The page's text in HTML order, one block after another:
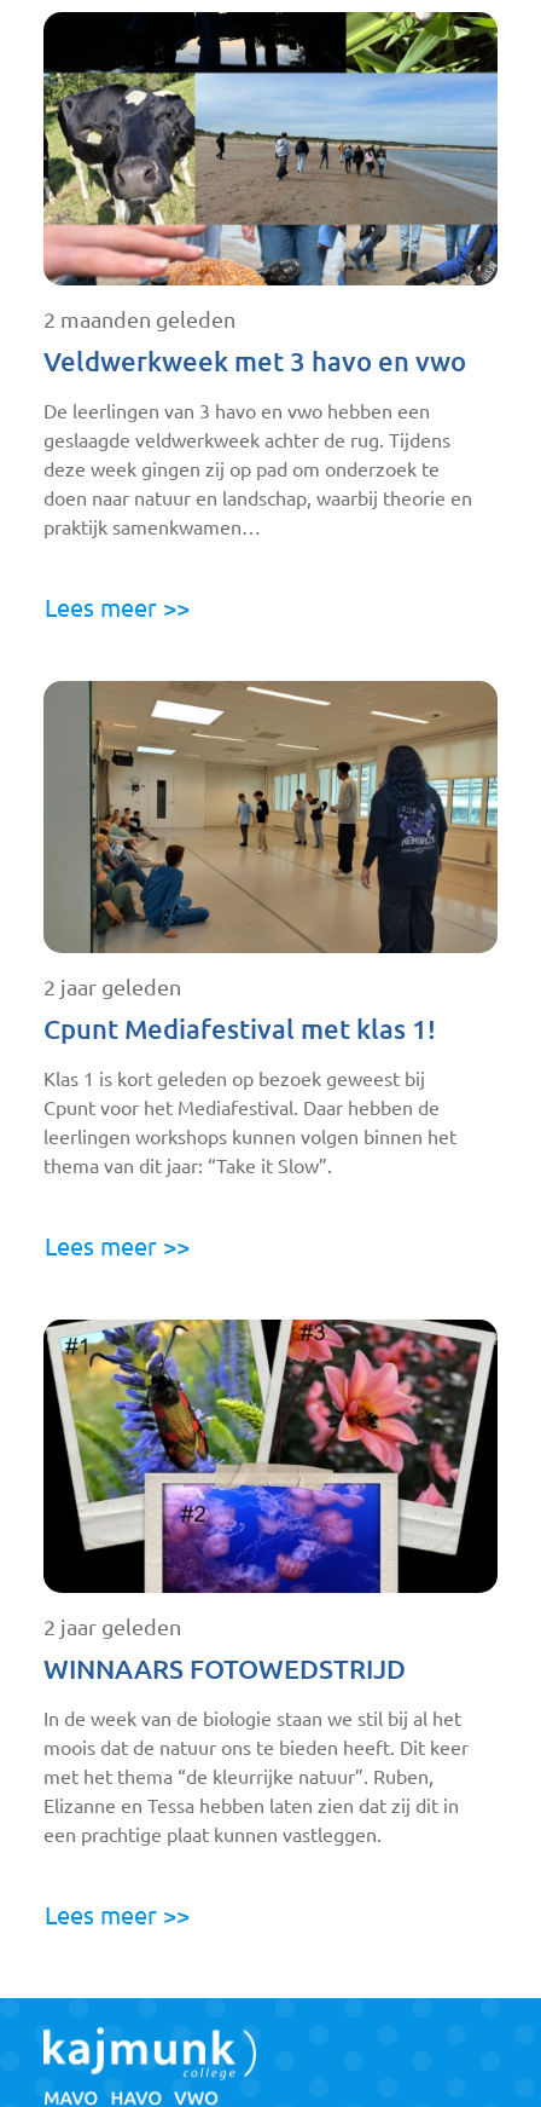
2 maanden geleden
Veldwerkweek met 3 havo en vwo
De leerlingen van 3 havo en vwo hebben een
geslaagde veldwerkweek achter de rug. Tijdens
deze week gingen zij op pad om onderzoek te
doen naar natuur en landschap, waarbij theorie en
praktijk samenkwamen…
Lees meer >>
2 jaar geleden
Cpunt Mediafestival met klas 1!
Klas 1 is kort geleden op bezoek geweest bij
Cpunt voor het Mediafestival. Daar hebben de
leerlingen workshops kunnen volgen binnen het
thema van dit jaar: “Take it Slow”.
Lees meer >>
2 jaar geleden
WINNAARS FOTOWEDSTRIJD
In de week van de biologie staan we stil bij al het
moois dat de natuur ons te bieden heeft. Dit keer
met het thema “de kleurrijke natuur”. Ruben,
Elizanne en Tessa hebben laten zien dat zij dit in
een prachtige plaat kunnen vastleggen.
Lees meer >>